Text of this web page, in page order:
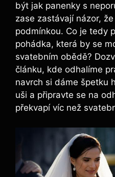
být jak ‌panenky⁢ s
zase zastávají názor,
podmínkou. Co je tedy
pohádka, která by se
svatebním obědě?
článku,⁤ kde odhalíme
navrch si dáme špetku
uši a připravte se⁤ na
⁣překvapí víc než